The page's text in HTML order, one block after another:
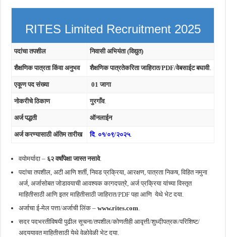
RITES Limited Recruitment 2025
पदांचा तपशील निवासी अभियंता (विद्युत)
शैक्षणिक पात्रता किंवा अनुभव शैक्षणिक पात्रतेकरिता जाहिरात/PDF/वेबसाईट बघावी.
एकूण पद संख्या 01 जागा
नोकरीचे ठिकाण गुरगाँव.
अर्ज पद्धती ऑनलाईन
अर्ज करण्यासाठी अंतिम तारीख दि. ०१/०९/२०२५.
वयोमर्यादा – ६२ वर्षांपेक्षा जास्त नसावे.
पदांचा तपशील, अटी आणि शर्ती, निवड प्रक्रिया, आरक्षण, पात्रता निकष, विहित नमुना
अर्ज, अर्जासोबत जोडावयाची आवश्यक कागदपत्रे, अर्ज प्रक्रिया यांच्या विस्तृत
माहितीसाठी आणि इतर माहितीसाठी जाहिरात/PDF पहा आणि येथे भेट दया.
अर्जाचा ई-मेल पत्ता/अर्जाची लिंक –www.rites.com
सदर पदभरतीविषयी पुढील सूचना/तपशील/कोणतीही आवृत्ती/शुध्दीपत्रक/परिशिष्ट/
अदययावत माहितीसाठी येथे वेळोवेळी भेट दया.